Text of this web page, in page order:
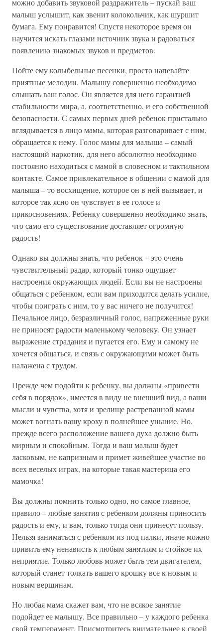
можно добавить звуковой раздражитель – пускай ваш
малыш услышит, как звенит колокольчик, как шуршит
бумага. Ему понравится! Спустя некоторое время он
научится искать глазами источник звука и радоваться
появлению знакомых звуков и предметов.
Пойте ему колыбельные песенки, просто напевайте
приятные мелодии. Малышу совершенно необходимо
слышать ваш голос. Он является для него гарантией
стабильности мира, а, соответственно, и его собственной
безопасности. С самых первых дней ребенок пристально
вглядывается в лицо мамы, которая разговаривает с ним,
обращается к нему. Голос мамы для малыша – самый
настоящий наркотик, для него абсолютно необходимо
постоянно находиться с мамой в словесном и тактильном
контакте. Самое привлекательное в общении с мамой для
малыша – то восхищение, которое он в ней вызывает, и
которое так ясно он чувствует в ее голосе и
прикосновениях. Ребенку совершенно необходимо знать,
что само его существование доставляет огромную
радость!
Однако вы должны знать, что ребенок – это очень
чувствительный радар, который тонко ощущает
настроения окружающих людей. Если вы не настроены
общаться с ребенком, если вам приходится делать усилие,
чтобы поиграть с ним, то у вас ничего не получится!
Печальное лицо, безразличный голос, напряженные руки
не приносят радости маленькому человеку. Он узнает
выражение страдания и пугается его. Ему и самому не
хочется общаться, и связь с окружающими может быть
налажена с трудом.
Прежде чем подойти к ребенку, вы должны «привести
себя в порядок», имеется в виду не внешний вид, а ваши
мысли и чувства, хотя и зрелище растрепанной мамы
может вогнать вашу кроху в полнейшее уныние. Но,
прежде всего расположение вашего духа должно быть
мирным и спокойным. Тогда и ваш малыш будет
ласковым, не капризным и примет живейшее участие во
всех веселых играх, на которые такая мастерица его
мамочка!
Вы должны помнить только одно, но самое главное,
правило – любые занятия с ребенком должны приносить
радость и ему, и вам, только тогда они принесут пользу.
Нельзя заниматься с ребенком из-под палки, иначе можно
привить ему ненависть к любым занятиям и стойкое их
неприятие. Только любовь может быть тем двигателем,
который станет толкать вашего крошку все к новым и
новым вершинам.
Но любая мама скажет вам, что не всякое занятие
подойдет ее малышу. Все правильно – у каждого ребенка
свой темперамент. Присмотритесь внимательнее к своей